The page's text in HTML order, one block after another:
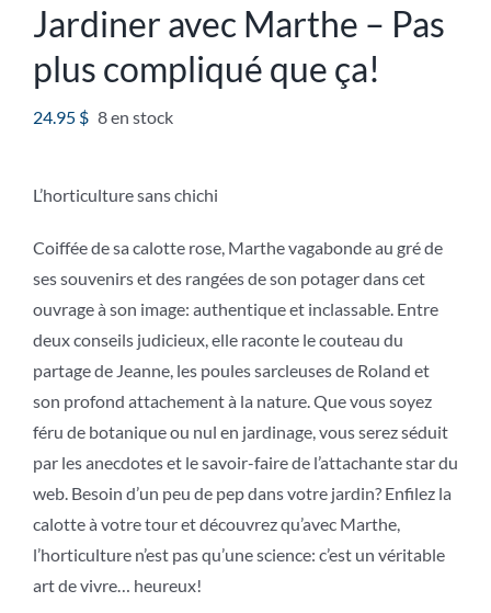
Jardiner avec Marthe – Pas
plus compliqué que ça!
24.95 $ 8 en stock
L’horticulture sans chichi
Coiffée de sa calotte rose, Marthe vagabonde au gré de
ses souvenirs et des rangées de son potager dans cet
ouvrage à son image: authentique et inclassable. Entre
deux conseils judicieux, elle raconte le couteau du
partage de Jeanne, les poules sarcleuses de Roland et
son profond attachement à la nature. Que vous soyez
féru de botanique ou nul en jardinage, vous serez séduit
par les anecdotes et le savoir-faire de l’attachante star du
web. Besoin d’un peu de pep dans votre jardin? Enfilez la
calotte à votre tour et découvrez qu’avec Marthe,
l’horticulture n’est pas qu’une science: c’est un véritable
art de vivre… heureux!